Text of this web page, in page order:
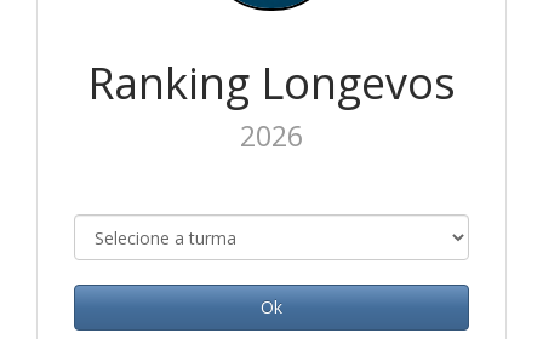
Ranking Longevos
2026
Ok